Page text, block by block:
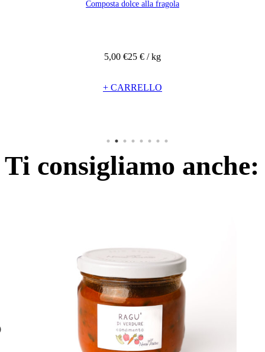
Composta dolce alla fragola
25 € / kg
+ CARRELLO
Ti consigliamo anche: